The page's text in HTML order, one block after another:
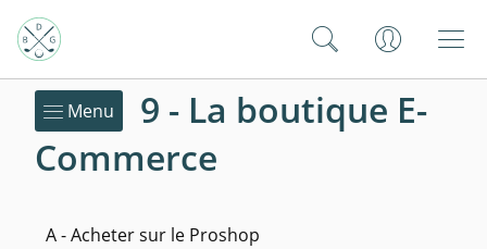
Menu
9 - La boutique E-
Commerce
A - Acheter sur le Proshop